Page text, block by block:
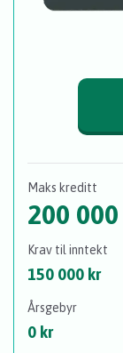
Maks kreditt
200 000
Krav til inntekt
150 000 kr
Årsgebyr
0 kr